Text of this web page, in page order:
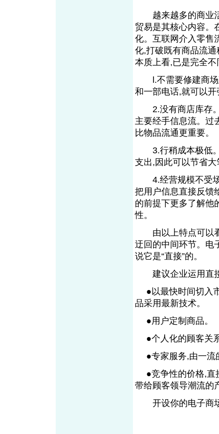
越来越多的商业活
贸易是其核心内容。
化。互联网介入零售
化,打破既有商品流通
本质上看,已是完全
l.不需要修建商场
和一部电话,就可以开
2.没有商店库存。
主要经手信息流。过
比物品流通更重要。
3.行稍成本极低。
支出,因此可以节省
4.经营规模不受场
把用户信息直接反馈
的前提下更多了解他
性。
由以上特点可以看
迂回的中间环节。电
说它是“直接”的。
建议企业运用直
●以最快时间切入
品采用最新技术。
●用户定制商品。
●个人化的顾客关
●专家服务,由一流
●竞争性的价格,直
带给顾客领导潮流的
开设你的电子商场